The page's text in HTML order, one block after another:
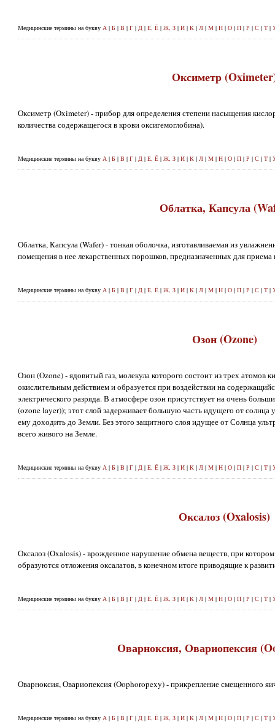
Медицинские термины на букву А | Б | В | Г | Д | Е, Ё | Ж, З | И | К | Л | М | Н | О | П | Р | С | Т |
Оксиметр
Оксиметр (Oximeter) - прибор для определения степени насыщения
количества содержащегося в крови оксигемоглобина).
Медицинские термины на букву А | Б | В | Г | Д | Е, Ё | Ж, З | И | К | Л | М | Н | О | П | Р | С | Т |
Облатка, Капсула
Облатка, Капсула (Wafer) - тонкая оболочка, изготавливаемая из
помещения в нее лекарственных порошков, предназначенных для приема
Медицинские термины на букву А | Б | В | Г | Д | Е, Ё | Ж, З | И | К | Л | М | Н | О | П | Р | С | Т |
Озон (Ozone)
Озон (Ozone) - ядовитый газ, молекула которого состоит из трех атомов
окислительным действием и образуется при воздействии на
электрического разряда. В атмосфере озон присутствует на очень
(ozone layer)); этот слой задерживает большую часть идущего от солнца
ему доходить до Земли. Без этого защитного слоя идущее от Солнца
всего живого на Земле.
Медицинские термины на букву А | Б | В | Г | Д | Е, Ё | Ж, З | И | К | Л | М | Н | О | П | Р | С | Т |
Оксалоз (Oxalosis)
Оксалоз (Oxalosis) - врожденное нарушение обмена веществ, при
образуются отложения оксалатов, в конечном итоге приводящие к
Медицинские термины на букву А | Б | В | Г | Д | Е, Ё | Ж, З | И | К | Л | М | Н | О | П | Р | С | Т |
Оварноксия, Овариопексия
Оварноксия, Овариопексия (Oophoropexy) - прикрепление смещенного
Медицинские термины на букву А | Б | В | Г | Д | Е, Ё | Ж, З | И | К | Л | М | Н | О | П | Р | С | Т |